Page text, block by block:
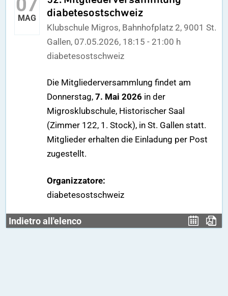
07
MAG
diabetesostschweiz
Klubschule Migros, Bahnhofplatz 2, 9001 St.
Gallen, 07.05.2026, 18:15 - 21:00 h
diabetesostschweiz
Die Mitgliederversammlung findet am
Donnerstag, 7. Mai 2026 in der
Migrosklubschule, Historischer Saal
(Zimmer 122, 1. Stock), in St. Gallen statt.
Mitglieder erhalten die Einladung per Post
zugestellt.
Organizzatore:
diabetesostschweiz
Indietro all'elenco